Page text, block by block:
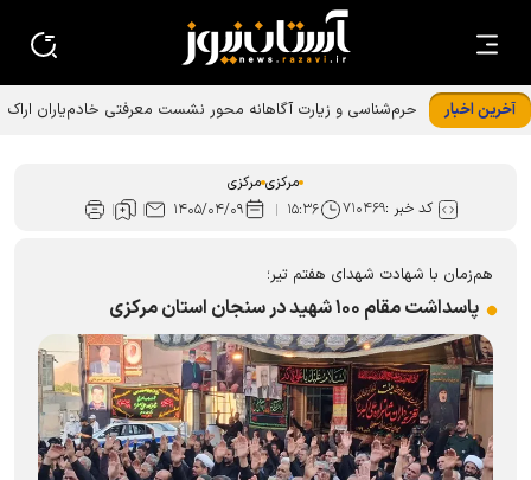
آخرین اخبار حرم‌شناسی و زیارت آگاهانه محور نشست معرفتی خادم‌یاران اراک
مرکزی مرکزی
کد خبر :۷۱۰۴۶۹ ۱۵:۳۶ ۱۴۰۵/۰۴/۰۹
هم‌زمان با شهادت شهدای هفتم تیر؛
پاسداشت مقام ۱۰۰ شهید در سنجان استان مرکزی